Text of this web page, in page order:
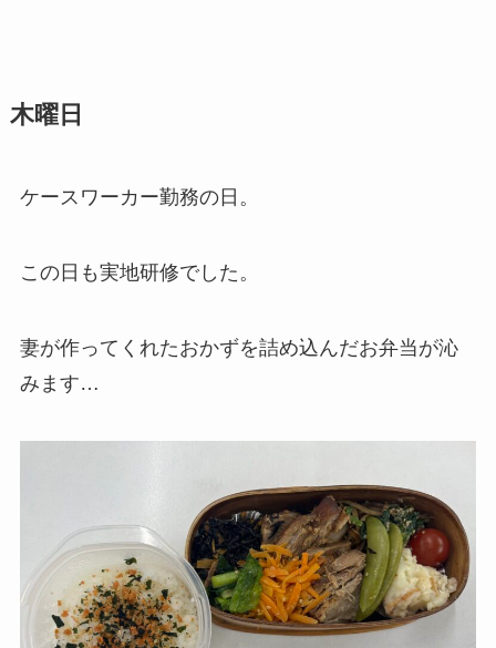
木曜日
ケースワーカー勤務の日。
この日も実地研修でした。
妻が作ってくれたおかずを詰め込んだお弁当が沁
みます…